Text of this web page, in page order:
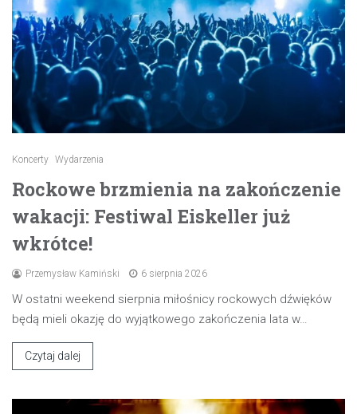
Koncerty Wydarzenia
Rockowe brzmienia na zakończenie
wakacji: Festiwal Eiskeller już
wkrótce!
Przemysław Kamiński 6 sierpnia 2026
W ostatni weekend sierpnia miłośnicy rockowych dźwięków
będą mieli okazję do wyjątkowego zakończenia lata w…
Czytaj dalej